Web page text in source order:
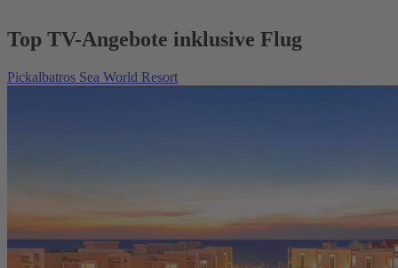
Top TV-Angebote inklusive Flug
Pickalbatros Sea World Resort